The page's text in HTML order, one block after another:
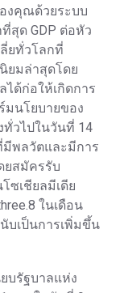
งคุณด้วยระบบ
สุด GDP ต่อหัว
ยทั่วโลกที่
ยมล่าสุดโดย
ได้ก่อให้เกิดการ
มนโยบายของ
ทั่วไปในวันที่ 14
พลวัตและมีการ
ยสมัครรับ
ซเชียลมีเดีย
ในเดือน
บเป็นการเพิ่มขึ้น
บรัฐบาลแห่ง